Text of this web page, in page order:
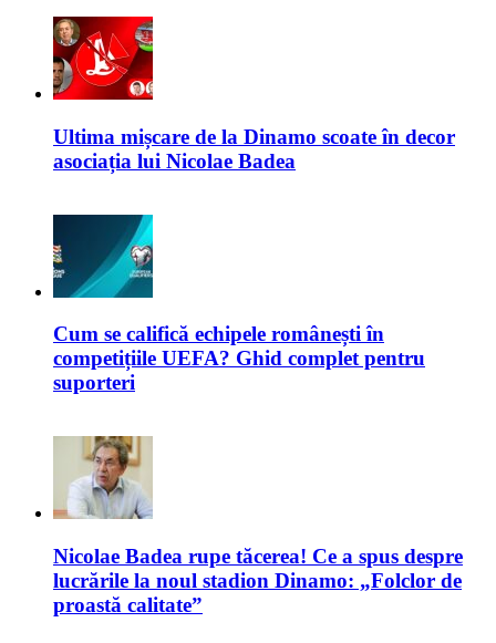
Ultima mișcare de la Dinamo scoate în decor
asociația lui Nicolae Badea
Cum se califică echipele românești în
competițiile UEFA? Ghid complet pentru
suporteri
Nicolae Badea rupe tăcerea! Ce a spus despre
lucrările la noul stadion Dinamo: „Folclor de
proastă calitate”